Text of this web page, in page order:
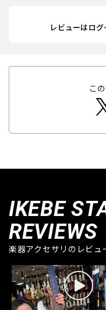
レビューはログ
こ
IKEBE
REVIEWS
楽器アクセサリのレビュ